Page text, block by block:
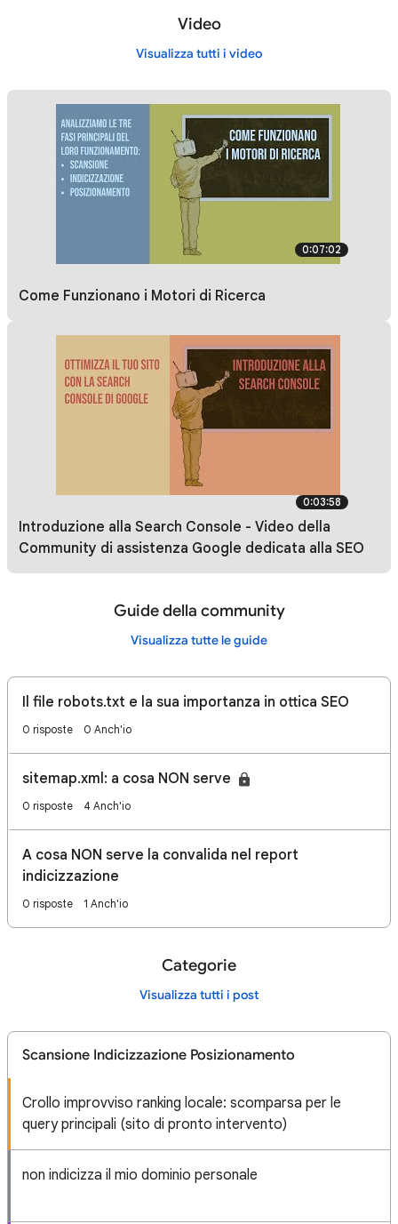
Video
Visualizza tutti i video
0:07:02
Come Funzionano i Motori di Ricerca
0:03:58
Introduzione alla Search Console - Video della
Community di assistenza Google dedicata alla SEO
Guide della community
Visualizza tutte le guide
Il file robots.txt e la sua importanza in ottica SEO
0 risposte 0 Anch'io
sitemap.xml: a cosa NON serve
0 risposte 4 Anch'io
A cosa NON serve la convalida nel report
indicizzazione
0 risposte 1 Anch'io
Categorie
Visualizza tutti i post
Scansione Indicizzazione Posizionamento
Crollo improvviso ranking locale: scomparsa per le
query principali (sito di pronto intervento)
non indicizza il mio dominio personale